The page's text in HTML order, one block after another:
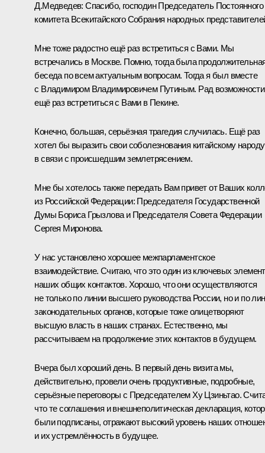
Д.Медведев: Спасибо, господин Председатель Постоянного
комитета Всекитайского Собрания народных
Мне тоже радостно ещё раз встретиться с Вами. Мы
встречались в Москве. Помню, тогда была
беседа по всем актуальным вопросам. Тогда я был вместе
с Владимиром Владимировичем Путиным. Рад возможности
ещё раз встретиться с Вами в Пекине.
Конечно, большая, серьёзная трагедия случилась. Ещё раз
хотел бы выразить свои соболезнования китайскому народу
в связи с происшедшим землетрясением.
Мне бы хотелось также передать Вам привет от Ваших
из Российской Федерации: Председателя Государственной
Думы Бориса Грызлова и Председателя Совета Федерации
Сергея Миронова.
У нас установлено хорошее межпарламентское
взаимодействие. Считаю, что это один из ключевых
наших общих контактов. Хорошо, что они осуществляются
не только по линии высшего руководства России, но и по
законодательных органов, которые тоже олицетворяют
высшую власть в наших странах. Естественно, мы
рассчитываем на продолжение этих контактов в будущем.
Вчера был хороший день. В первый день визита мы,
действительно, провели очень продуктивные, подробные,
серьёзные переговоры с Председателем Ху Цзиньтао.
что те соглашения и внешнеполитическая декларация,
были подписаны, отражают высокий уровень наших
и их устремлённость в будущее.